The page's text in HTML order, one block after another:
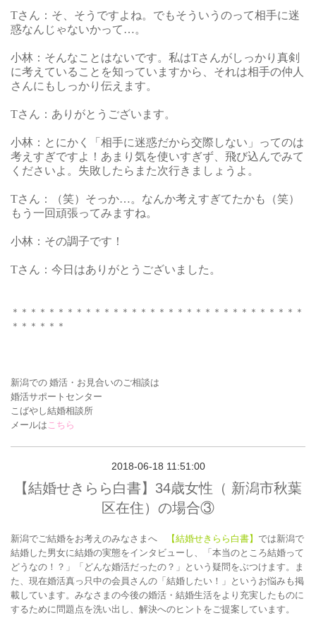
Tさん：そ、そうですよね。でもそういうのって相手に迷
惑なんじゃないかって…。
小林：そんなことはないです。私はTさんがしっかり真剣
に考えていることを知っていますから、それは相手の仲人
さんにもしっかり伝えます。
Tさん：ありがとうございます。
小林：とにかく「相手に迷惑だから交際しない」ってのは
考えすぎですよ！あまり気を使いすぎず、飛び込んでみて
くださいよ。失敗したらまた次行きましょうよ。
Tさん：（笑）そっか…。なんか考えすぎてたかも（笑）
もう一回頑張ってみますね。
小林：その調子です！
Tさん：今日はありがとうございました。
＊＊＊＊＊＊＊＊＊＊＊＊＊＊＊＊＊＊＊＊＊＊＊＊＊＊＊＊＊＊＊＊
＊＊＊＊＊＊
新潟での 婚活・お見合いのご相談は
婚活サポートセンター
こばやし結婚相談所
メールはこちら
2018-06-18 11:51:00
【結婚せきらら白書】34歳女性（ 新潟市秋葉
区在住）の場合③
新潟でご結婚をお考えのみなさまへ 【結婚せきらら白書】 では新潟で
結婚した男女に結婚の実態をインタビューし、「本当のところ結婚って
どうなの！？」「どんな婚活だったの？」という疑問をぶつけます。ま
た、現在婚活真っ只中の会員さんの「結婚したい！」というお悩みも掲
載しています。みなさまの今後の婚活・結婚生活をより充実したものに
するために問題点を洗い出し、解決へのヒントをご提案しています。